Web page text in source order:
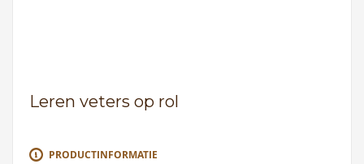
Leren veters op rol
PRODUCTINFORMATIE